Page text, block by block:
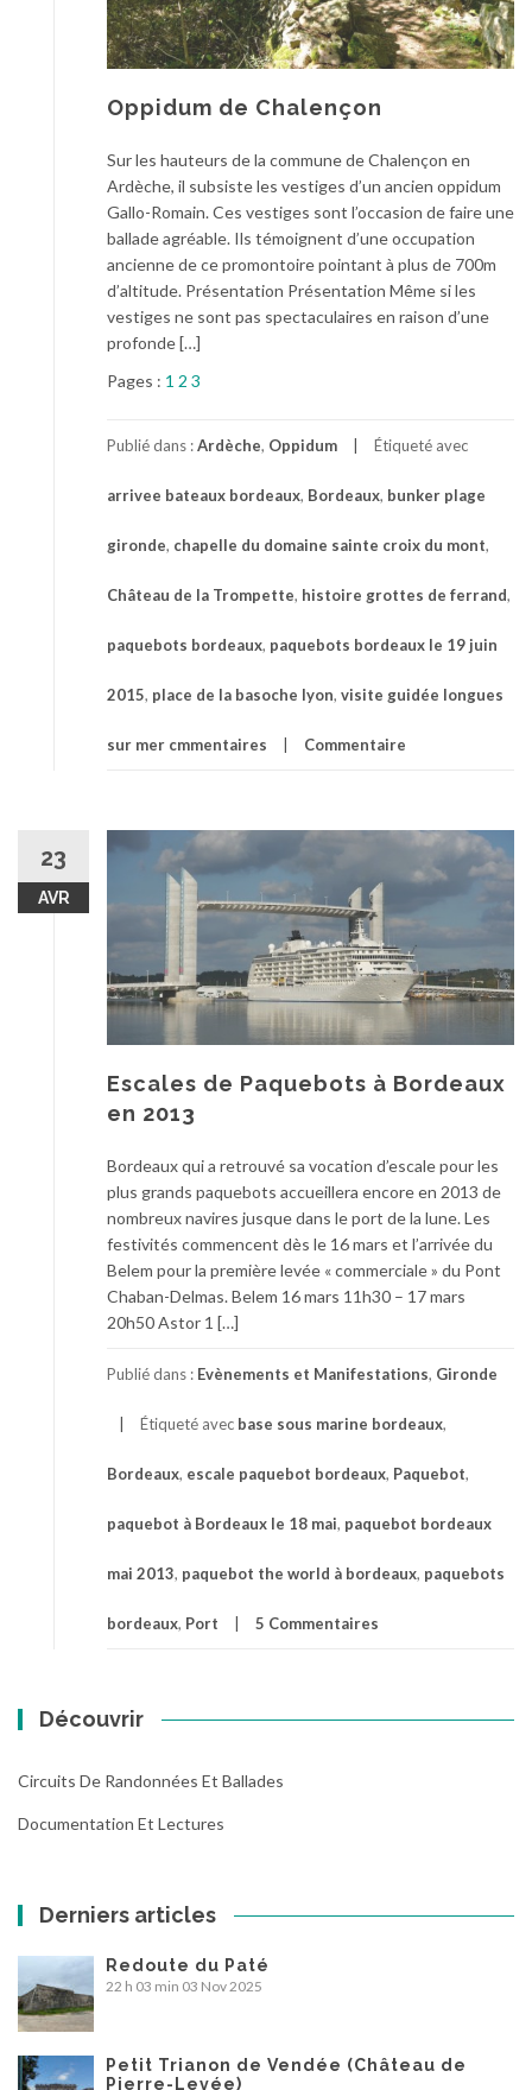
Oppidum de Chalençon
Sur les hauteurs de la commune de Chalençon en
Ardèche, il subsiste les vestiges d’un ancien oppidum
Gallo-Romain. Ces vestiges sont l’occasion de faire une
ballade agréable. Ils témoignent d’une occupation
ancienne de ce promontoire pointant à plus de 700m
d’altitude. Présentation Présentation Même si les
vestiges ne sont pas spectaculaires en raison d’une
profonde […]
Pages : 1 2 3
Publié dans :Ardèche, Oppidum Étiqueté avec
arrivee bateaux bordeaux, Bordeaux, bunker plage
gironde, chapelle du domaine sainte croix du mont,
Château de la Trompette, histoire grottes de ferrand,
paquebots bordeaux, paquebots bordeaux le 19 juin
2015, place de la basoche lyon, visite guidée longues
sur mer cmmentaires Commentaire
23
AVR
Escales de Paquebots à Bordeaux
en 2013
Bordeaux qui a retrouvé sa vocation d’escale pour les
plus grands paquebots accueillera encore en 2013 de
nombreux navires jusque dans le port de la lune. Les
festivités commencent dès le 16 mars et l’arrivée du
Belem pour la première levée « commerciale » du Pont
Chaban-Delmas. Belem 16 mars 11h30 – 17 mars
20h50 Astor 1 […]
Publié dans : Evènements et Manifestations, Gironde
Étiqueté avec base sous marine bordeaux,
Bordeaux, escale paquebot bordeaux, Paquebot,
paquebot à Bordeaux le 18 mai, paquebot bordeaux
mai 2013, paquebot the world à bordeaux, paquebots
bordeaux, Port 5 Commentaires
Découvrir
Circuits De Randonnées Et Ballades
Documentation Et Lectures
Derniers articles
Redoute du Paté
22 h 03 min 03 Nov 2025
Petit Trianon de Vendée (Château de
Pierre-Levée)